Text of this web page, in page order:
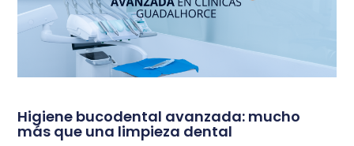
Higiene bucodental avanzada: mucho
más que una limpieza dental